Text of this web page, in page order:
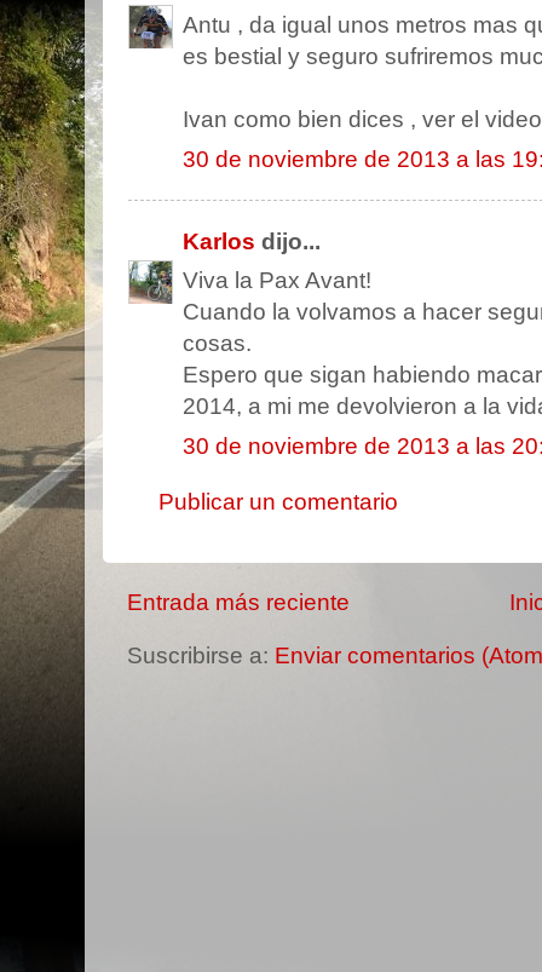
Antu , da igual unos metros mas
es bestial y seguro sufriremos
Ivan como bien dices , ver el
30 de noviembre de 2013 a las
Karlos dijo...
Viva la Pax Avant!
Cuando la volvamos a hacer
cosas.
Espero que sigan habiendo
2014, a mi me devolvieron a la
30 de noviembre de 2013 a las
Publicar un comentario
Entrada más reciente
Suscribirse a: Enviar comentarios